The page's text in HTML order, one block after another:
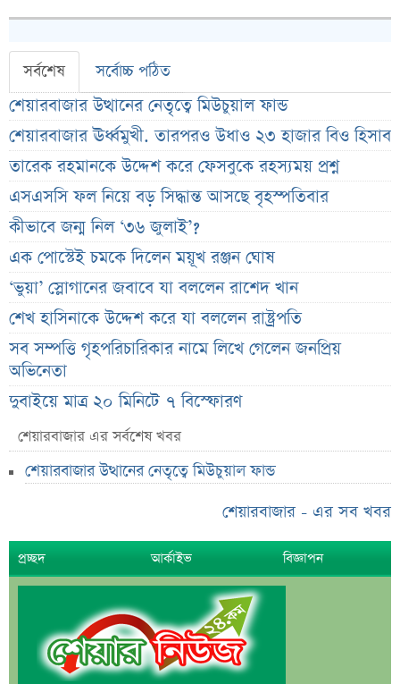
সর্বশেষ সর্বোচ্চ পঠিত
শেয়ারবাজার উত্থানের নেতৃত্বে মিউচুয়াল ফান্ড
শেয়ারবাজার ঊর্ধ্বমুখী. তারপরও উধাও ২৩ হাজার বিও হিসাব
তারেক রহমানকে উদ্দেশ করে ফেসবুকে রহস্যময় প্রশ্ন
এসএসসি ফল নিয়ে বড় সিদ্ধান্ত আসছে বৃহস্পতিবার
কীভাবে জন্ম নিল ‘৩৬ জুলাই’?
এক পোস্টেই চমকে দিলেন ময়ূখ রঞ্জন ঘোষ
‘ভুয়া’ স্লোগানের জবাবে যা বললেন রাশেদ খান
শেখ হাসিনাকে উদ্দেশ করে যা বললেন রাষ্ট্রপতি
সব সম্পত্তি গৃহপরিচারিকার নামে লিখে গেলেন জনপ্রিয়
অভিনেতা
দুবাইয়ে মাত্র ২০ মিনিটে ৭ বিস্ফোরণ
জাকারবার্গকে ৩ দিনের আলটিমেটাম ভারতের
সরকারি ওয়েবসাইটে ‘Error 503’, কারণ জানালেন
উপদেষ্টা
ব্যাংক কর্মকর্তার অভিযোগে তোলপাড়, অব্যাহতি এনসিপি
নেতার
ভাইরাল ‘৪ দিনের ছুটি’ দাবির ব্যাখ্যা দিল জনপ্রশাসন
মন্ত্রণালয়
জাতির উদ্দেশে যা বললেন ড. ইউনূস
আগামী ৪ দিনের আবহাওয়া নিয়ে বড় সতর্কবার্তা
শেয়ারবাজার এর সর্বশেষ খবর
শেয়ারবাজার উত্থানের নেতৃত্বে মিউচুয়াল ফান্ড
শেয়ারবাজার - এর সব খবর
প্রচ্ছদ আর্কাইভ বিজ্ঞাপন